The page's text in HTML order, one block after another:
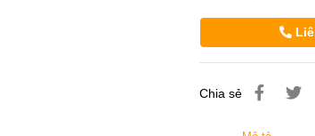
Chia sẻ